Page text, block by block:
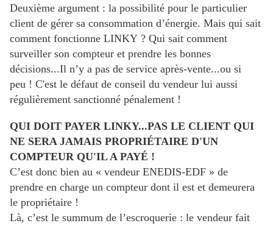
Deuxième argument : la possibilité pour le particulier
client de gérer sa consommation d’énergie. Mais qui sait
comment fonctionne LINKY ? Qui sait comment
surveiller son compteur et prendre les bonnes
décisions...Il n’y a pas de service après-vente...ou si
peu ! C'est le défaut de conseil du vendeur lui aussi
régulièrement sanctionné pénalement !
QUI DOIT PAYER LINKY...PAS LE CLIENT QUI
NE SERA JAMAIS PROPRIÉTAIRE D'UN
COMPTEUR QU'IL A PAYÉ !
C’est donc bien au « vendeur ENEDIS-EDF » de
prendre en charge un compteur dont il est et demeurera
le propriétaire !
Là, c’est le summum de l’escroquerie : le vendeur fait